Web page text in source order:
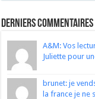
Derniers Commentaires
A&M: Vos
Juliette pour
brunet: je
la france je ne